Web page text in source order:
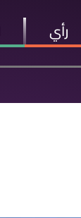
رأي